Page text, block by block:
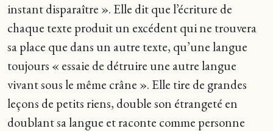
instant disparaître ». Elle dit que l’écriture de
chaque texte produit un excédent qui ne trouvera
sa place que dans un autre texte, qu’une langue
toujours « essaie de détruire une autre langue
vivant sous le même crâne ». Elle tire de grandes
leçons de petits riens, double son étrangeté en
doublant sa langue et raconte comme personne